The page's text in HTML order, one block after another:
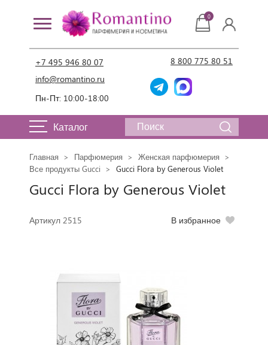
+7 495 946 80 07
info@romantino.ru
Пн-Пт: 10:00-18:00
8 800 775 80 51
0
Каталог
Главная Парфюмерия
Женская парфюмерия
Все продукты Gucci
Gucci Flora by Generous Violet
Gucci Flora by Generous Violet
Артикул 2515 В избранное